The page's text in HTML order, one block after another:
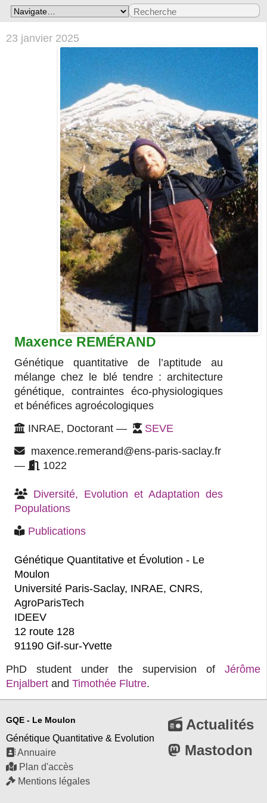
23 janvier 2025
Maxence REMÉRAND
Génétique quantitative de l’aptitude au
mélange chez le blé tendre : architecture
génétique, contraintes éco-physiologiques
et bénéfices agroécologiques
INRAE, Doctorant —
SEVE
maxence.remerand@ens-paris-saclay.fr
—
1022
Diversité, Evolution et Adaptation des
Populations
Publications
Génétique Quantitative et Évolution - Le
Moulon
Université Paris-Saclay, INRAE, CNRS,
AgroParisTech
IDEEV
12 route 128
91190 Gif-sur-Yvette
PhD student under the supervision of Jérôme
Enjalbert and Timothée Flutre.
GQE - Le Moulon
Génétique Quantitative & Evolution
Annuaire
Plan d'accès
Mentions légales
Actualités
Mastodon